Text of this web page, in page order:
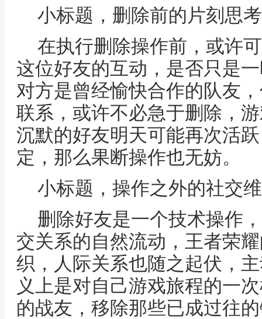
小标题，删除前的片刻思考
在执行删除操作前，或许
这位好友的互动，是否只是
对方是曾经愉快合作的队友
联系，或许不必急于删除，
沉默的好友明天可能再次活
定，那么果断操作也无妨。
小标题，操作之外的社交
删除好友是一个技术操作
交关系的自然流动，王者荣
织，人际关系也随之起伏，
义上是对自己游戏旅程的一
的战友，移除那些已成过往